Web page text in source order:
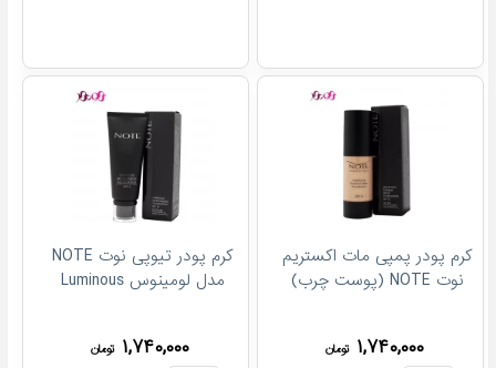
کرم پودر پمپی مات اکستریم
نوت NOTE (پوست چرب)
۱,۷۴۰,۰۰۰ تومان
کرم پودر تیوپی نوت NOTE
مدل لومینوس Luminous
۱,۷۴۰,۰۰۰ تومان